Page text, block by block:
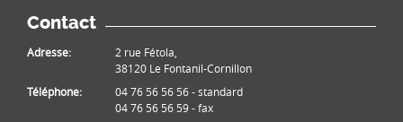
Contact
Adresse:
2 rue Fétola,
38120 Le Fontanil-Cornillon
Téléphone:
04 76 56 56 56 - standard
04 76 56 56 59 - fax